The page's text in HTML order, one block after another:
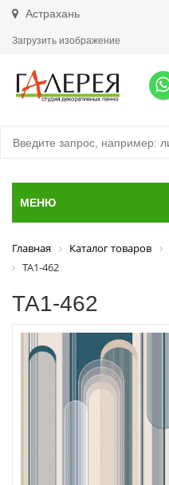
Астрахань
Загрузить изображение
МЕНЮ
Главная Каталог товаров
ТА1-462
ТА1-462